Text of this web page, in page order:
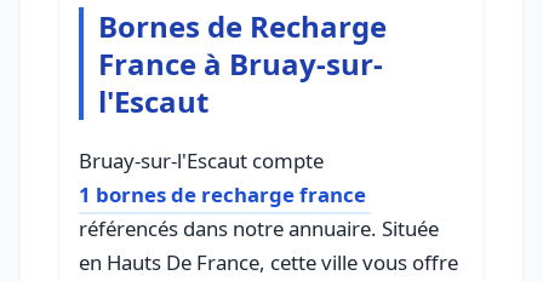
Bornes de Recharge
France à Bruay-sur-
l'Escaut
Bruay-sur-l'Escaut compte
1 bornes de recharge france
référencés dans notre annuaire. Située
en Hauts De France, cette ville vous offre